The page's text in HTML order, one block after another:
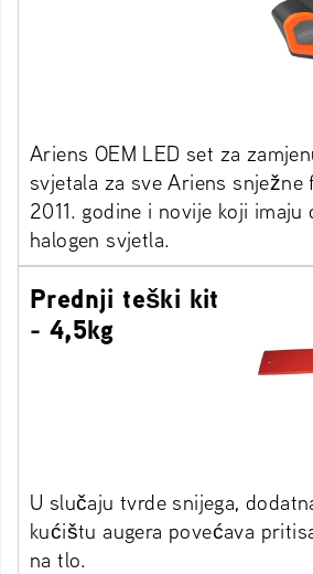
Ariens OEM LED set za
svjetala za sve Ariens snježne
2011. godine i novije koji imaju
halogen svjetla.
Prednji teški kit
- 4,5kg
U slučaju tvrde snijega,
kućištu augera povećava
na tlo.